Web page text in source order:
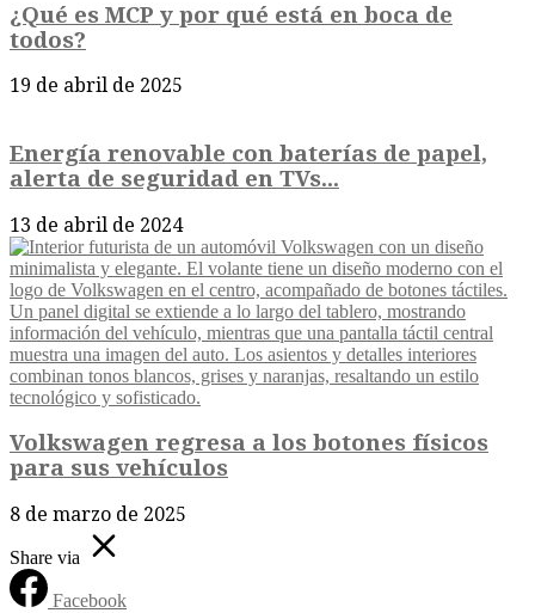
¿Qué es MCP y por qué está en boca de
todos?
19 de abril de 2025
Energía renovable con baterías de papel,
alerta de seguridad en TVs...
13 de abril de 2024
Volkswagen regresa a los botones físicos
para sus vehículos
8 de marzo de 2025
Share via
Facebook